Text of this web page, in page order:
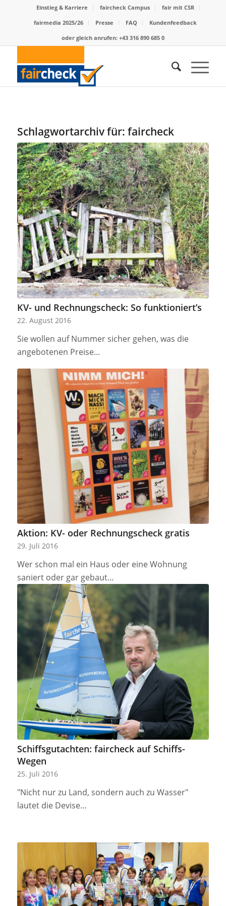
Einstieg & Karriere faircheck Campus
fair mit CSR
fairmedia 2025/26
Presse FAQ
Kundenfeedback
oder gleich anrufen: +43 316 890 685 0
Schlagwortarchiv für: faircheck
KV- und Rechnungscheck: So funktioniert’s
22. August 2016
Sie wollen auf Nummer sicher gehen, was die
angebotenen Preise…
Aktion: KV- oder Rechnungscheck gratis
29. Juli 2016
Wer schon mal ein Haus oder eine Wohnung
saniert oder gar gebaut…
Schiffsgutachten: faircheck auf Schiffs-
Wegen
25. Juli 2016
"Nicht nur zu Land, sondern auch zu Wasser"
lautet die Devise…